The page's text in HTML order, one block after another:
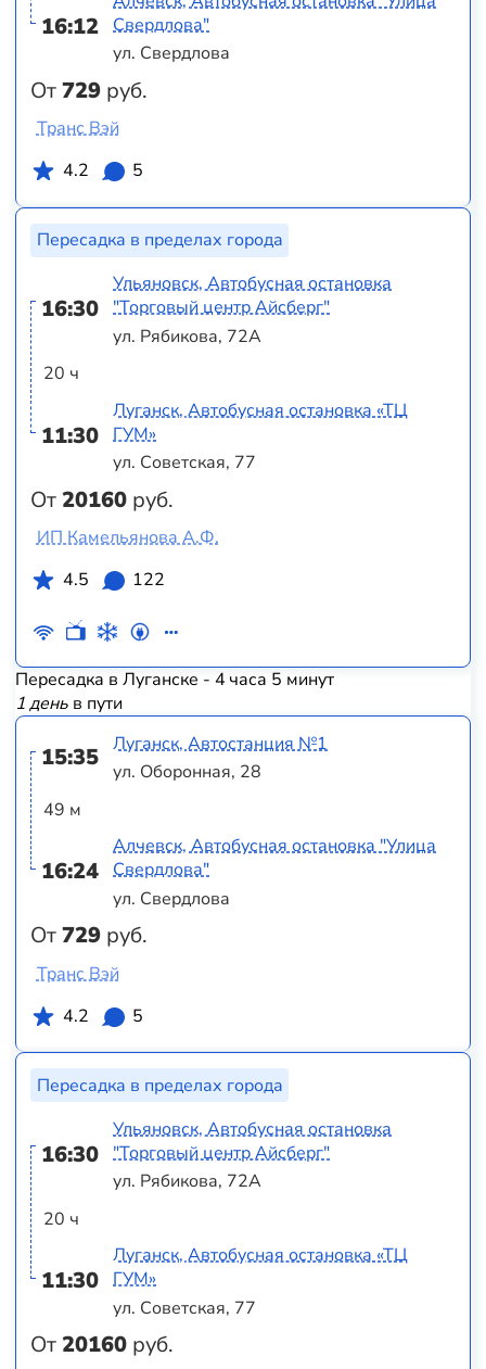
16:12
От729 руб.
Свердлова"
ул. Свердлова
Транс Вэй
4.2
5
Пересадка в пределах города
16:30
20 ч
11:30
От20160 руб.
Ульяновск, Автобусная остановка
"Торговый центр Айсберг"
ул. Рябикова, 72А
Луганск, Автобусная остановка «ТЦ
ГУМ»
ул. Советская, 77
ИП Камельянова А.Ф.
4.5
122
Пересадка в Луганске - 4 часа 5 минут
1 деньв пути
15:35
49 м
16:24
От729 руб.
Луганск, Автостанция №1
ул. Оборонная, 28
Алчевск, Автобусная остановка "Улица
Свердлова"
ул. Свердлова
Транс Вэй
4.2
5
Пересадка в пределах города
16:30
20 ч
11:30
От20160 руб.
Ульяновск, Автобусная остановка
"Торговый центр Айсберг"
ул. Рябикова, 72А
Луганск, Автобусная остановка «ТЦ
ГУМ»
ул. Советская, 77